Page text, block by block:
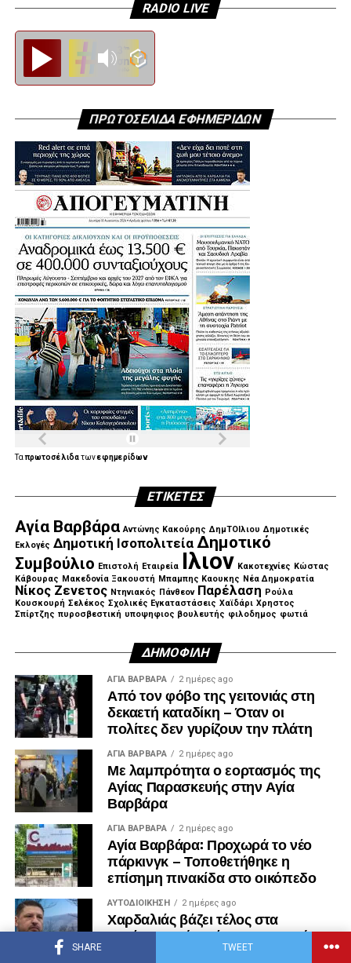
SHARE TWEET
.
.
.
RADIO LIVE
ΠΡΩΤΟΣΕΛΙΔΑ ΕΦΗΜΕΡΙΔΩΝ
Ταπρωτοσέλιδατωνεφημερίδων
ΕΤΙΚΈΤΕΣ
Αγία Βαρβάρα Αντώνης Κακούρης ΔημΤΟΙλιου Δημοτικές
Εκλογές Δημοτική Ισοπολιτεία Δημοτικό
Συμβούλιο Επιστολή Εταιρεία Ιλιον Κακοτεχνίες Κώστας
Κάβουρας Μακεδονία Ξακουστή Μπαμπης Καουκης Νέα Δημοκρατία
Νίκος Ζενετος Ντηνιακός Πάνθεον Παρέλαση Ρούλα
Κουσκουρή Σελέκος Σχολικές Εγκαταστάσεις Χαϊδάρι Χρηστος
Σπίρτζης πυροσβεστική υποψηφιος βουλευτής φιλοδημος φωτιά
ΔΗΜΟΦΙΛΉ
ΑΓΙΑ ΒΑΡΒΑΡΑ 2 ημέρες ago
Από τον φόβο της γειτονιάς στη
δεκαετή καταδίκη – Όταν οι
πολίτες δεν γυρίζουν την πλάτη
ΑΓΙΑ ΒΑΡΒΑΡΑ 2 ημέρες ago
Με λαμπρότητα ο εορτασμός της
Αγίας Παρασκευής στην Αγία
Βαρβάρα
ΑΓΙΑ ΒΑΡΒΑΡΑ 2 ημέρες ago
Αγία Βαρβάρα: Προχωρά το νέο
πάρκινγκ – Τοποθετήθηκε η
επίσημη πινακίδα στο οικόπεδο
ΑΥΤΟΔΙΟΊΚΗΣΗ 2 ημέρες ago
Χαρδαλιάς βάζει τέλος στα
σενάρια: «Ούτε μία ανεμογεννήτρια
στα καμένα της Αττικής»